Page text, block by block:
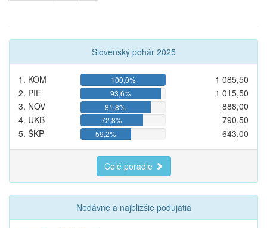
Slovenský pohár 2025
1. KOM 100,0%
1 085,50
2. PIE
93,6%
1 015,50
3. NOV
81,8%
888,00
4. UKB
72,8%
790,50
5. ŠKP
59,2% 643,00
Celé poradie
Nedávne a najbližšie podujatia